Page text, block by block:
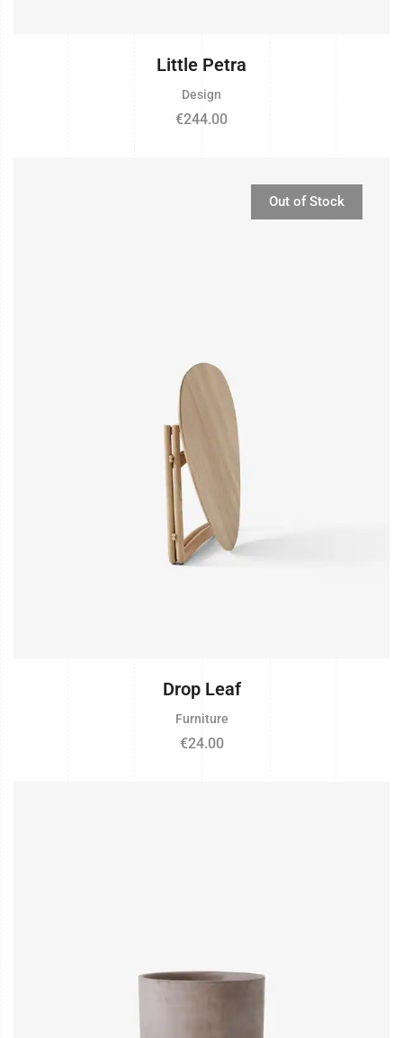
Little Petra
Design
€244.00
Out of Stock
Drop Leaf
Furniture
€24.00